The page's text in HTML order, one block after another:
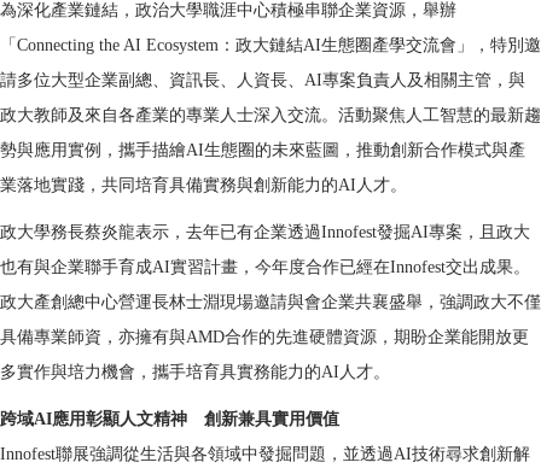
為深化產業鏈結，政治大學職涯中心積極串聯企業資源，舉辦
「Connecting the AI Ecosystem：政大鏈結AI生態圈產學交流會」，特別邀
請多位大型企業副總、資訊長、人資長、AI專案負責人及相關主管，與
政大教師及來自各產業的專業人士深入交流。活動聚焦人工智慧的最新趨
勢與應用實例，攜手描繪AI生態圈的未來藍圖，推動創新合作模式與產
業落地實踐，共同培育具備實務與創新能力的AI人才。
政大學務長蔡炎龍表示，去年已有企業透過Innofest發掘AI專案，且政大
也有與企業聯手育成AI實習計畫，今年度合作已經在Innofest交出成果。
政大產創總中心營運長林士淵現場邀請與會企業共襄盛舉，強調政大不僅
具備專業師資，亦擁有與AMD合作的先進硬體資源，期盼企業能開放更
多實作與培力機會，攜手培育具實務能力的AI人才。
跨域AI應用彰顯人文精神 創新兼具實用價值
Innofest聯展強調從生活與各領域中發掘問題，並透過AI技術尋求創新解